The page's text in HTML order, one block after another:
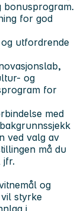
bonusprogram.
for god
utfordrende
og
for
med
ved valg av
må du
jfr.
og
styrke
i